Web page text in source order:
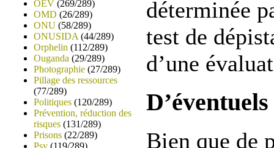
OEV (269/289)
OMD (26/289)
ONU (58/289)
ONUSIDA (44/289)
Orphelin (112/289)
Ouganda (29/289)
Photographie (27/289)
Pillage des ressources
(77/289)
Politiques (120/289)
Prévention, réduction des
risques (131/289)
Prisons (22/289)
Psy (119/289)
déterminée
test de
d’une
Bien que de